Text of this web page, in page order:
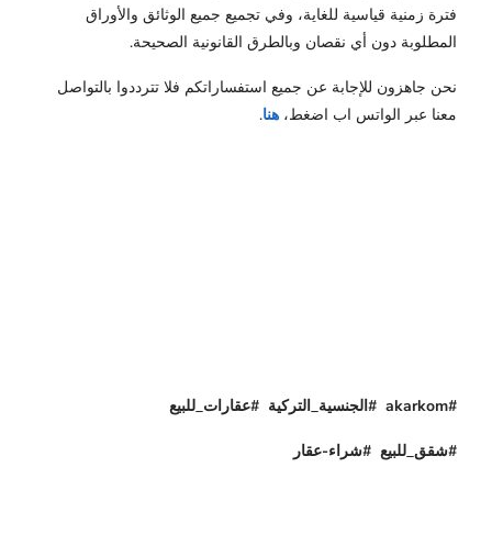
فترة زمنية قياسية للغاية، وفي تجميع جميع الوثائق والأوراق
المطلوبة دون أي نقصان وبالطرق القانونية الصحيحة.
نحن جاهزون للإجابة عن جميع استفساراتكم فلا تترددوا بالتواصل
معنا عبر الواتس اب اضغط، هنا.
#akarkom #الجنسية_التركية #عقارات_للبيع
#شقق_للبيع #شراء-عقار